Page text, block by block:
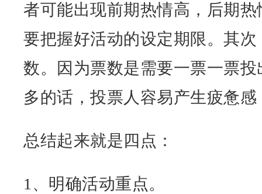
者可能出现前期热情高，后期
要把握好活动的设定期限。其
数。因为票数是需要一票一票
多的话，投票人容易产生疲惫
总结起来就是四点：
1、明确活动重点。